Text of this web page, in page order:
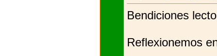
Bendiciones
Reflexionemos